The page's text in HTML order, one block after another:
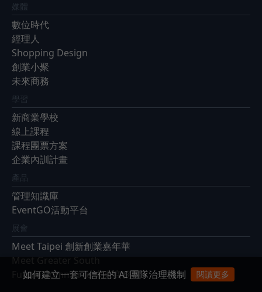
媒體
數位時代
經理人
Shopping Design
創業小聚
未來商務
學習
新商業學校
線上課程
課程團票方案
企業內訓計畫
產品
管理知識庫
EventGO活動平台
展會
Meet Taipei 創新創業嘉年華
Future Commerce 未來商務展
如何建立一套可信任的 AI 團隊治理機制 閱讀更多